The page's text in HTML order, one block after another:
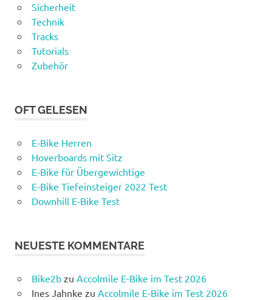
Sicherheit
Technik
Tracks
Tutorials
Zubehör
OFT GELESEN
E-Bike Herren
Hoverboards mit Sitz
E-Bike für Übergewichtige
E-Bike Tiefeinsteiger 2022 Test
Downhill E-Bike Test
NEUESTE KOMMENTARE
Bike2bzu Accolmile E-Bike im Test 2026
Ines Jahnke zu Accolmile E-Bike im Test 2026